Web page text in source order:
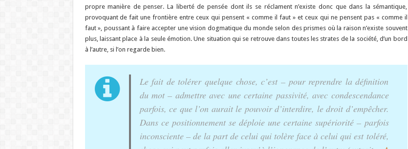
propre manière de penser. La liberté de pensée dont ils se réclament n’existe donc que dans la sémantique,
provoquant de fait une frontière entre ceux qui pensent « comme il faut » et ceux qui ne pensent pas « comme il
faut », poussant à faire accepter une vision dogmatique du monde selon des prismes où la raison n’existe souvent
plus, laissant place à la seule émotion. Une situation qui se retrouve dans toutes les strates de la société, d’un bord
à l’autre, si l’on regarde bien.
Le fait de tolérer quelque chose, c’est – pour reprendre la définition
du mot – admettre avec une certaine passivité, avec condescendance
parfois, ce que l’on aurait le pouvoir d’interdire, le droit d’empêcher.
Dans ce positionnement se déploie une certaine supériorité – parfois
inconsciente – de la part de celui qui tolère face à celui qui est toléré,